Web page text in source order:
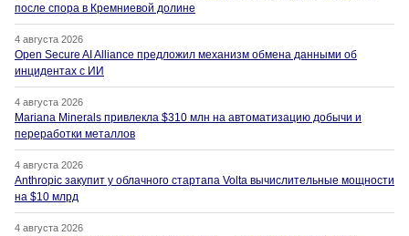
после спора в Кремниевой долине
4 августа 2026
Open Secure AI Alliance предложил механизм обмена данными об
инцидентах с ИИ
4 августа 2026
Mariana Minerals привлекла $310 млн на автоматизацию добычи и
переработки металлов
4 августа 2026
Anthropic закупит у облачного стартапа Volta вычислительные мощности
на $10 млрд
4 августа 2026